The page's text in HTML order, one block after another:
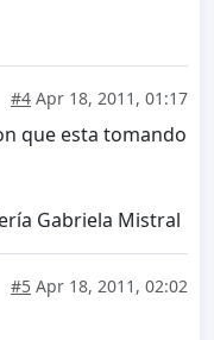
#4 Apr 18, 2011, 01:17
que esta tomando
Gabriela Mistral
#5 Apr 18, 2011, 02:02